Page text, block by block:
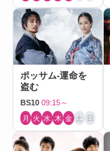
ポッサム-運命を
盗む
BS10 09:15～
月 火 水 木 金 土 日